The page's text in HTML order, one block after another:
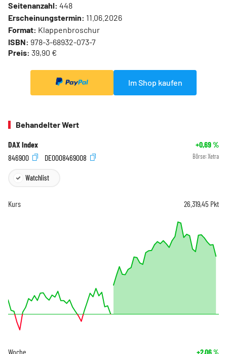
Seitenanzahl: 448
Erscheinungstermin: 11.06.2026
Format: Klappenbroschur
ISBN: 978-3-68932-073-7
Preis: 39,90 €
Im Shop kaufen
Behandelter Wert
DAX Index +0,69%
846900
DE0008469008 Börse: Xetra
Watchlist
Kurs 26.319,45 Pkt
Woche +2,06%